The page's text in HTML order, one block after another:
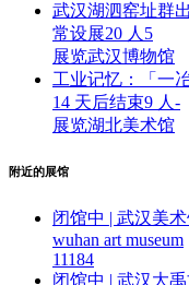
武汉湖泗窑址群
常设展20 人 5
展览武汉博物馆
工业记忆：「一
14 天后结束9 人 -
展览湖北美术馆
附近的展馆
闭馆中 | 武汉美
wuhan art museum
11184
闭馆中 | 武汉大